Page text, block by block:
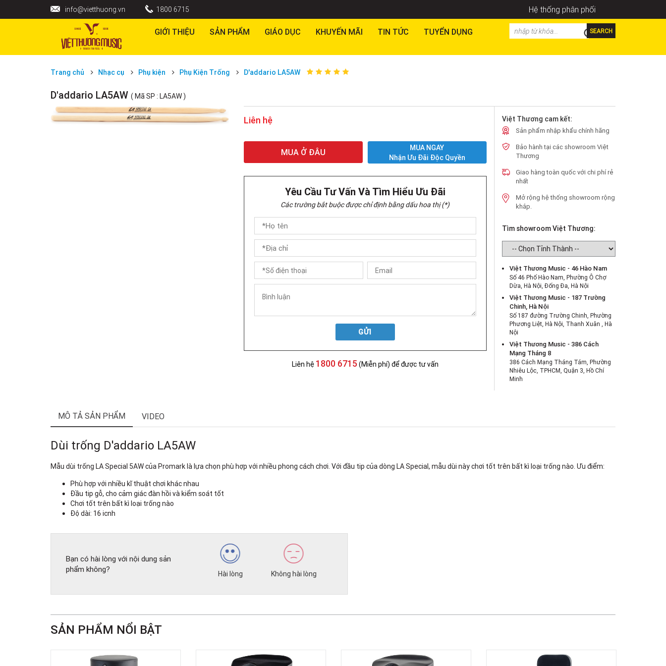
info@vietthuong.vn 1800 6715 Hệ thống phân phối
GIỚI THIỆU SẢN PHẨM GIÁO DỤC KHUYẾN MÃI TIN TỨC TUYỂN DỤNG SEARCH
Trang chủ Nhạc cụ Phụ kiện Phụ Kiện Trống D'addario LA5AW
D'addario LA5AW ( Mã SP : LA5AW )
Liên hệ
MUA Ở ĐÂU
MUA NGAY
Nhận Ưu Đãi Độc Quyền
Yêu Cầu Tư Vấn Và Tìm Hiểu Ưu Đãi
Các trường bắt buộc được chỉ định bằng dấu hoa thị (*)
GỬI
Liên hệ 1800 6715 (Miễn phí) để được tư vấn
Việt Thương cam kết:
Sản phẩm nhập khẩu chính hãng
Bảo hành tại các showroom Việt
Thương
Giao hàng toàn quốc với chi phí rẻ
nhất
Mở rộng hệ thống showroom rộng
khắp.
Tìm showroom Việt Thương:
Việt Thương Music - 46 Hào Nam
Số 46 Phố Hào Nam, Phường Ô Chợ
Dừa, Hà Nội, Đống Đa, Hà Nội
Việt Thương Music - 187 Trường
Chinh, Hà Nội
Số 187 đường Trường Chinh, Phường
Phương Liệt, Hà Nội, Thanh Xuân , Hà
Nội
Việt Thương Music - 386 Cách
Mạng Tháng 8
386 Cách Mạng Tháng Tám, Phường
Nhiêu Lộc, TPHCM, Quận 3, Hồ Chí
Minh
Việt Thương Music - 180 Võ Thị Sáu
6F-01 Tầng 6 Trung Tâm Thương Mại
442 Lũy Bán Bích, Phường Tân Phú,
Tầng G, Tòa nhà Thảo Điền Pearl, 12
Quốc Hương, Phường An Khánh,
MÔ TẢ SẢN PHẨM VIDEO
Dùi trống D'addario LA5AW
Mẫu dùi trống LA Special 5AW của Promark là lựa chọn phù hợp với nhiều phong cách chơi. Với đầu tip của dòng LA Special, mẫu dùi này chơi tốt trên bất kì loại trống nào. Ưu điểm:
Phù hợp với nhiều kĩ thuật chơi khác nhau
Đầu tip gỗ, cho cảm giác đàn hồi và kiểm soát tốt
Chơi tốt trên bất kì loại trống nào
Độ dài: 16 icnh
Bạn có hài lòng với nội dung sản
phẩm không?
Hài lòng Không hài lòng
SẢN PHẨM NỔI BẬT